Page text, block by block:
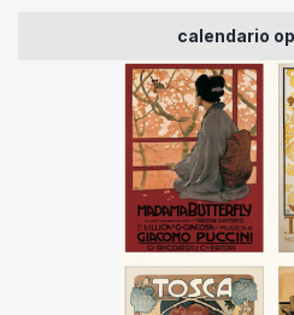
calendario